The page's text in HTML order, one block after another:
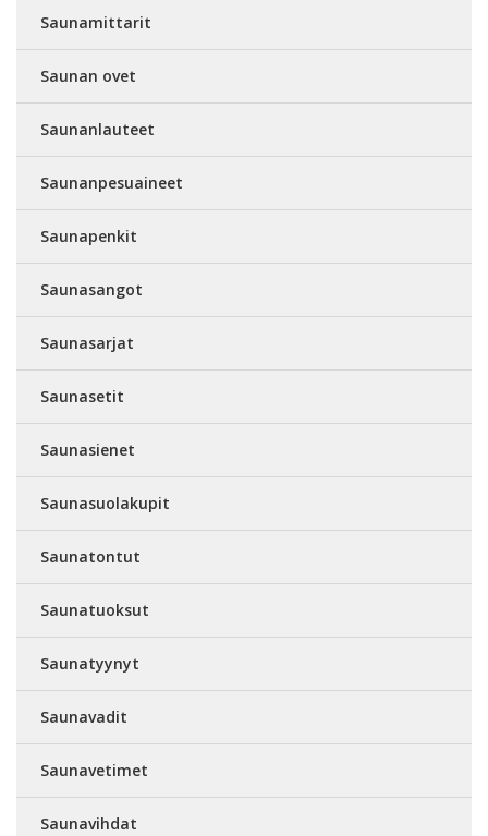
Saunamittarit
Saunan ovet
Saunanlauteet
Saunanpesuaineet
Saunapenkit
Saunasangot
Saunasarjat
Saunasetit
Saunasienet
Saunasuolakupit
Saunatontut
Saunatuoksut
Saunatyynyt
Saunavadit
Saunavetimet
Saunavihdat